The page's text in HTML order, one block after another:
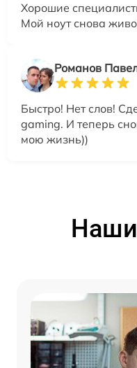
Хорошие
Мой ноут снова
Романов
Быстро! Нет слов!
gaming. И теперь
мою жизнь))